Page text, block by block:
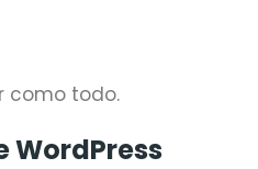
como todo.
WordPress